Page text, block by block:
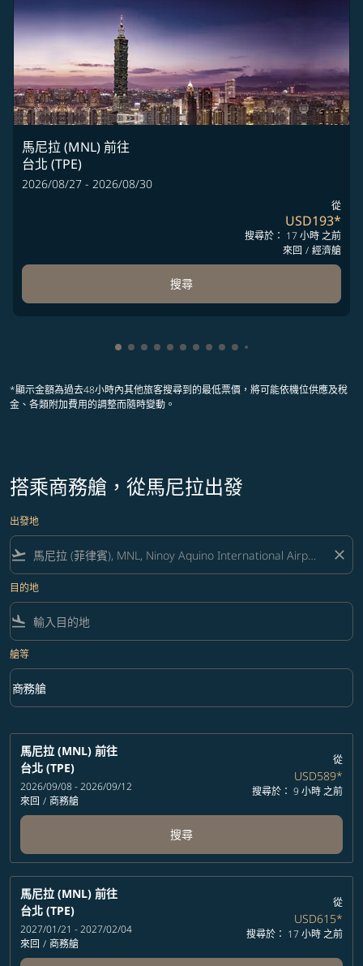
馬尼拉 (MNL)前往
台北 (TPE)
2026/08/27 - 2026/08/30
從
USD193*
搜尋於： 17 小時 之前
來回 / 經濟艙
搜尋
顯示 cmp-pagination-showing-card 1
顯示 cmp-pagination-showing-card 2
顯示 cmp-pagination-showing-card
顯示 cmp-pagination-showing-
顯示 cmp-pagination-showing-
顯示 cmp-pagination-
顯示 cmp-pagination-
顯示 cmp-pagination-
顯示 cmp-pagination-
顯示 cmp-
*顯示金額為過去48小時內其他旅客搜尋到的最低票價，將可能依機位供應及稅
金、各類附加費用的調整而隨時變動。
搭乘商務艙，從馬尼拉出發
出發地
flight_takeoff close
目的地
flight_land
艙等
艙等 option 商務艙 Selected
商務艙
keyboard_arrow_down
馬尼拉 (MNL) 前往
台北 (TPE)
2026/09/08 - 2026/09/12
來回 / 商務艙
從
USD589*
搜尋於： 9 小時 之前
搜尋
馬尼拉 (MNL) 前往
台北 (TPE)
2027/01/21 - 2027/02/04
來回 / 商務艙
從
USD615*
搜尋於： 17 小時 之前